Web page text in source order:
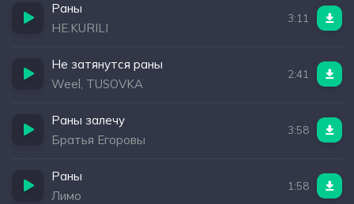
Раны
НЕ.KURILI
3:11
Не затянутся раны
Weel, TUSOVKA
2:41
Раны залечу
Братья Егоровы
3:58
Раны
Лимо
1:58